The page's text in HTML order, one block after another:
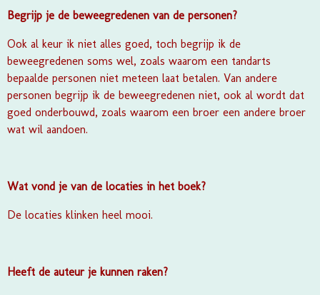
Begrijp je de beweegredenen van de personen?
Ook al keur ik niet alles goed, toch begrijp ik de
beweegredenen soms wel, zoals waarom een tandarts
bepaalde personen niet meteen laat betalen. Van andere
personen begrijp ik de beweegredenen niet, ook al wordt dat
goed onderbouwd, zoals waarom een broer een andere broer
wat wil aandoen.
Wat vond je van de locaties in het boek?
De locaties klinken heel mooi.
Heeft de auteur je kunnen raken?